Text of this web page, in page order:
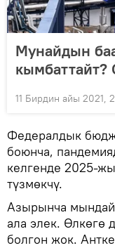
Мунайдын
кымбаттайт?
11 Бирдин айы 2021,
Федералдык
боюнча,
келгенде 2025-
түзмөкчү.
Азырынча мындай
ала элек. Өлкөгө
болгон жок.